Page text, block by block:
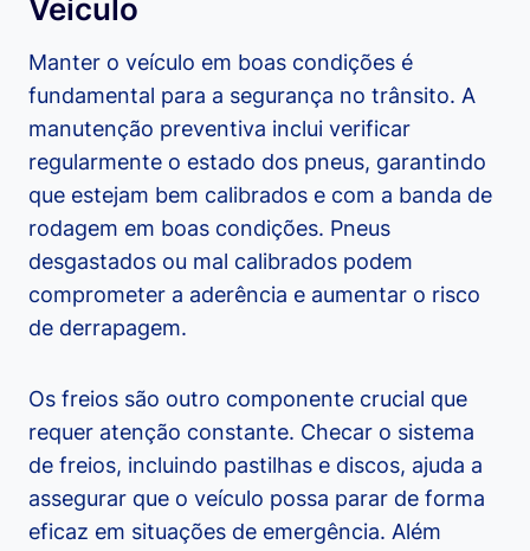
Veículo
Manter o veículo em boas condições é
fundamental para a segurança no trânsito. A
manutenção preventiva inclui verificar
regularmente o estado dos pneus, garantindo
que estejam bem calibrados e com a banda de
rodagem em boas condições. Pneus
desgastados ou mal calibrados podem
comprometer a aderência e aumentar o risco
de derrapagem.
Os freios são outro componente crucial que
requer atenção constante. Checar o sistema
de freios, incluindo pastilhas e discos, ajuda a
assegurar que o veículo possa parar de forma
eficaz em situações de emergência. Além